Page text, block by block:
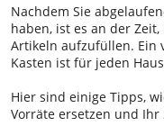
Nachdem Sie
haben, ist es an der
Artikeln aufzufüllen. Ein
Kasten ist für jeden
Hier sind einige Tipps,
Vorräte ersetzen und